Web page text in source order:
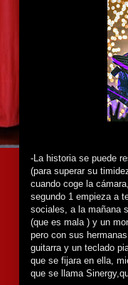
-La historia se puede
(para superar su
cuando coge la
segundo 1 empieza a
sociales, a la mañana
(que es mala ) y un
pero con sus
guitarra y un teclado
que se fijara en ella,
que se llama